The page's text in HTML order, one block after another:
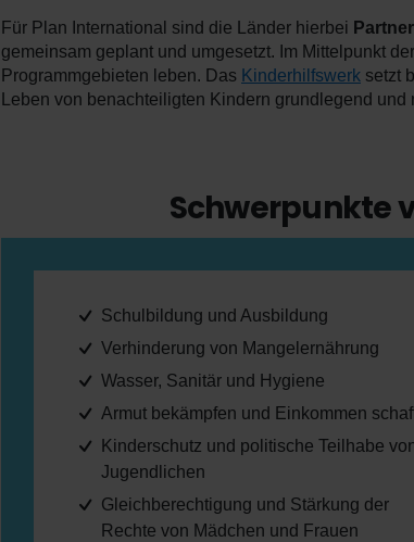
Für Plan International sind die Länder hierbei
gemeinsam geplant und umgesetzt. Im Mittelpunkt
Programmgebieten leben. Das Kinderhilfswerk setzt
Leben von benachteiligten Kindern grundlegend
Schwerpunkte
Schulbildung und Ausbildung
Verhinderung von Mangelernährung
Wasser, Sanitär und Hygiene
Armut bekämpfen und Einkommen
Kinderschutz und politische Teilhabe
Jugendlichen
Gleichberechtigung und Stärkung der
Rechte von Mädchen und Frauen